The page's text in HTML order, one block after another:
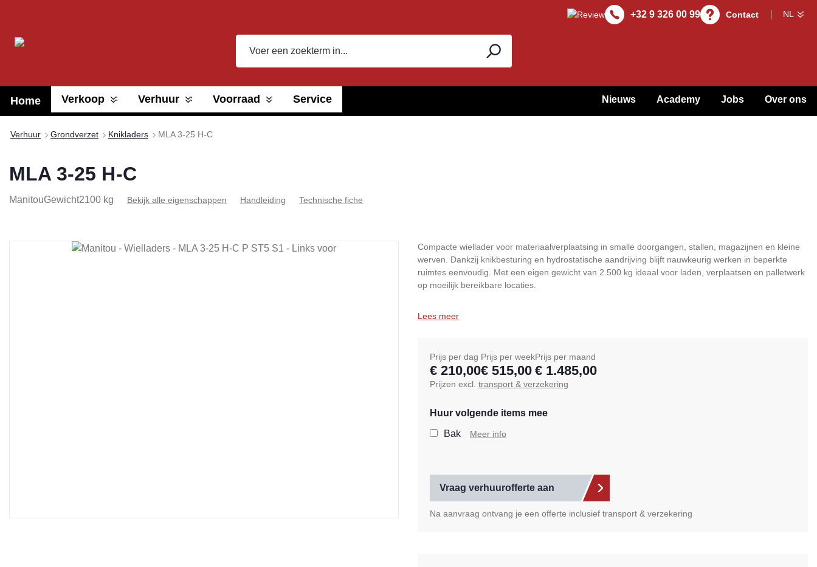
+32 9 326 00 99 Contact
Home Verkoop Verhuur Voorraad Service Nieuws Academy Jobs Over ons
Verhuur Grondverzet Knikladers MLA 3-25 H-C
MLA 3-25 H-C
ManitouGewicht2100 kg Bekijk alle eigenschappen Handleiding Technische fiche
Afbeeldingengalerij overslaan
Compacte wiellader voor materiaalverplaatsing in smalle doorgangen, stallen, magazijnen en kleine
werven. Dankzij knikbesturing en hydrostatische aandrijving blijft nauwkeurig werken in beperkte
ruimtes eenvoudig. Met een eigen gewicht van 2.500 kg ideaal voor laden, verplaatsen en palletwerk
op moeilijk bereikbare locaties.
Lees meer
Prijs per dag
€ 210,00
Prijs per week
€ 515,00
Prijs per maand
€ 1.485,00
Prijzen excl. transport & verzekering
Huur volgende items mee
Bak Meer info
Vraag verhuurofferte aan
Na aanvraag ontvang je een offerte inclusief transport & verzekering